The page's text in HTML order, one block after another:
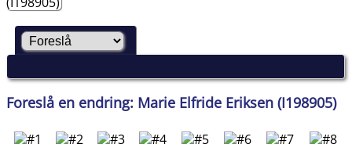
Foreslå en endring: Marie Elfride Eriksen (I198905)